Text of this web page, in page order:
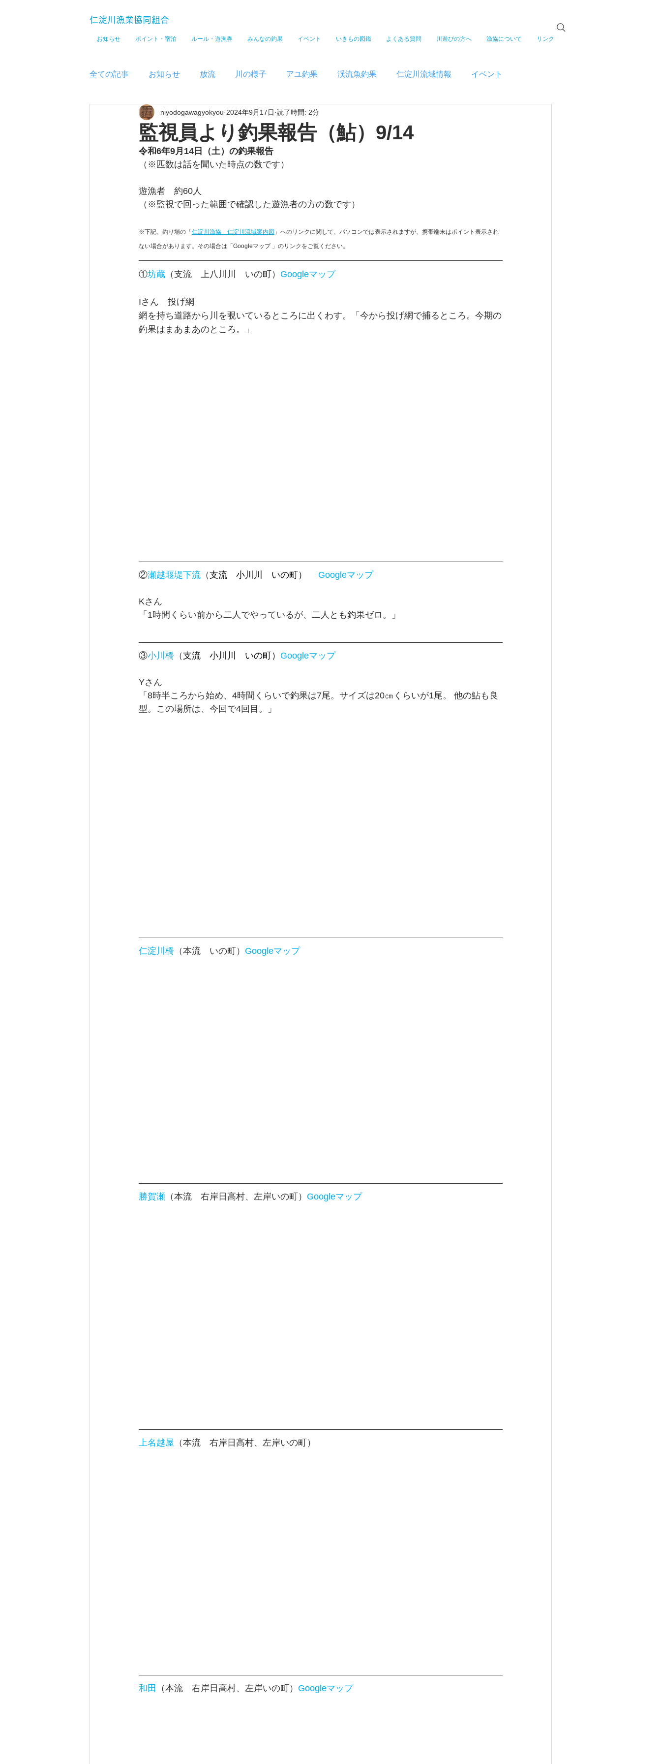
仁淀川漁業協同組合
お知らせ ポイント・宿泊 ルール・遊漁券 みんなの釣果 イベント いきもの図鑑 よくある質問 川遊びの方へ 漁協について リンク
全ての記事 お知らせ 放流 川の様子 アユ釣果 渓流魚釣果 仁淀川流域情報 イベント
メディア
監視員より釣果報告（鮎）9/14
niyodogawagyokyou 2024年9月17日 読了時間: 2分
令和6年9月14 日（土）の釣果報告
（※匹数は話を聞いた時点の数です）
遊漁者　約60人
（※監視で回った範囲で確認した遊漁者の方の数です）
※下記、 釣り場の 「 仁淀川漁協　仁淀川流域案内図 」へのリンクに関して、パソコンでは表示されますが、携帯端末はポイント表示され
ない場合があります。その場合は「Googleマップ 」のリンクをご覧ください。
①坊蔵 （支流　上八川川　いの町） Googleマップ
Iさん 投げ網
網を持ち道路から川を覗いているところに出くわす。「今から投げ網で捕るところ。今期の
釣果はまあまあのところ。」
②瀬越堰堤下流 （支流　小川川　いの町） Googleマップ
Kさん
「1時間くらい前から二人でやっているが、二人とも釣果ゼロ。」
③小川橋 （支流　小川川　いの町） Googleマップ
Yさん
「8時半ころから始め、4時間くらいで釣果は7尾。サイズは20㎝くらいが1尾。 他の鮎も良
型。この場所は、今回で4回目。」
仁淀川橋 （本流　いの町） Googleマップ
勝賀瀬 （本流　右岸日高村、左岸いの町） Googleマップ
上名越屋 （本流　右岸日高村、左岸いの町）
和田 （本流　右岸日高村、左岸いの町） Googleマップ